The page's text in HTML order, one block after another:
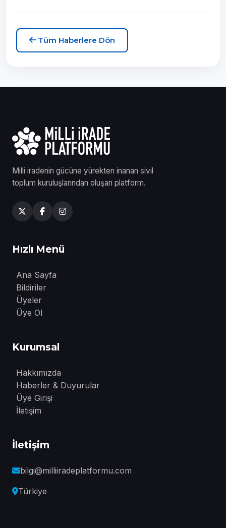
Tüm Haberlere Dön
Milli iradenin gücüne yürekten inanan sivil
toplum kuruluşlarından oluşan platform.
Hızlı Menü
Ana Sayfa
Bildiriler
Üyeler
Üye Ol
Kurumsal
Hakkımızda
Haberler & Duyurular
Üye Girişi
İletişim
İletişim
bilgi@milliiradeplatformu.com
Türkiye